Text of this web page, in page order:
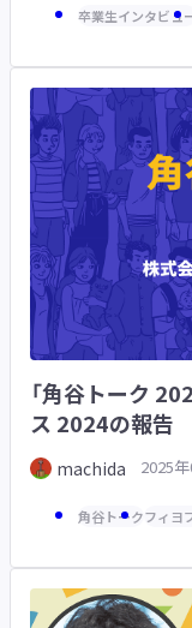
卒業生インタビュ
「角谷トーク
ス 2024の報告
machida 2025
角谷トークフィヨ